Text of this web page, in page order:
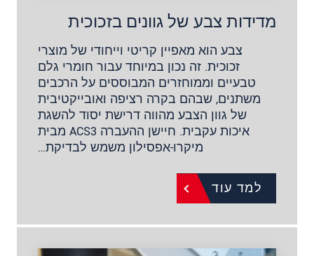
מדידות צבע של גוונים בזכוכית
צבע הוא מאפיין קריטי וייחודי של מוצרי
זכוכית. זה נכון במיוחד עבור חומרי גלם
טבעיים וממוחזרים המבוססים על הרכבים
משתנים, שבהם בקרה רציפה ואובייקטיבית
של גוון הצבע מהווה דרישת יסוד להשגת
איכות עקבית. חיישן ההעברה ACS3 מבית
מיקרו-אפסילון משמש לבדיקת…
למד עוד